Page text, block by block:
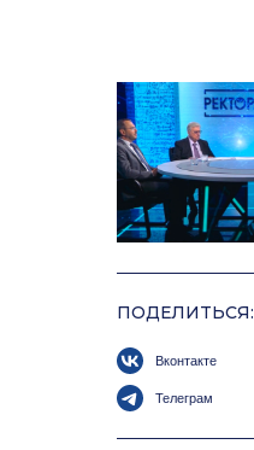
ПОДЕЛИТЬСЯ:
Вконтакте
Телеграм